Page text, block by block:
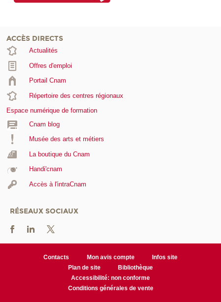
ACCÈS DIRECTS
Actualités
Offres d'emploi
Portail Cnam
Répertoire des centres régionaux
Espace numérique de formation
Cnam blog
Musée des arts et métiers
La boutique du Cnam
Handi'cnam
Accès à l'intraCnam
RÉSEAUX SOCIAUX
Contacts Mon avis compte
Infos site
Plan de site
Bibliothèque
Accessibilité: non conforme
Conditions générales de vente